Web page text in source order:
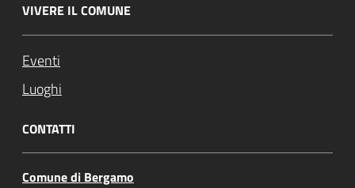
VIVERE IL COMUNE
Eventi
Luoghi
CONTATTI
Comune di Bergamo